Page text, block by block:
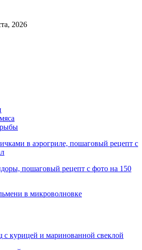
2026
в аэрогриле, пошаговый рецепт с
пошаговый рецепт с фото на 150
в микроволновке
курицей и маринованной свеклой